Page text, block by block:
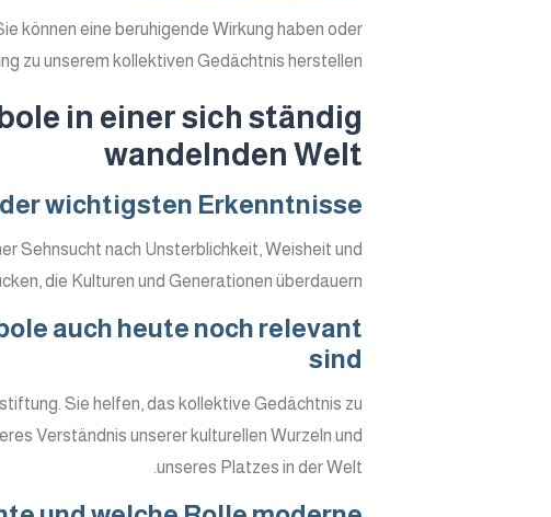
können eine beruhigende Wirkung haben oder
zu unserem kollektiven Gedächtnis herstellen.
in einer sich ständig
wandelnden Welt
wichtigsten Erkenntnisse
Sehnsucht nach Unsterblichkeit, Weisheit und
die Kulturen und Generationen überdauern.
auch heute noch relevant
sind
Sie helfen, das kollektive Gedächtnis zu
Verständnis unserer kulturellen Wurzeln und
unseres Platzes in der Welt.